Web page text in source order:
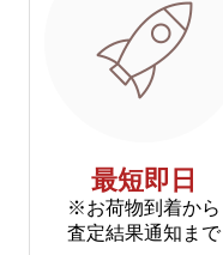
最短即日
※お荷物到着から
査定結果通知まで